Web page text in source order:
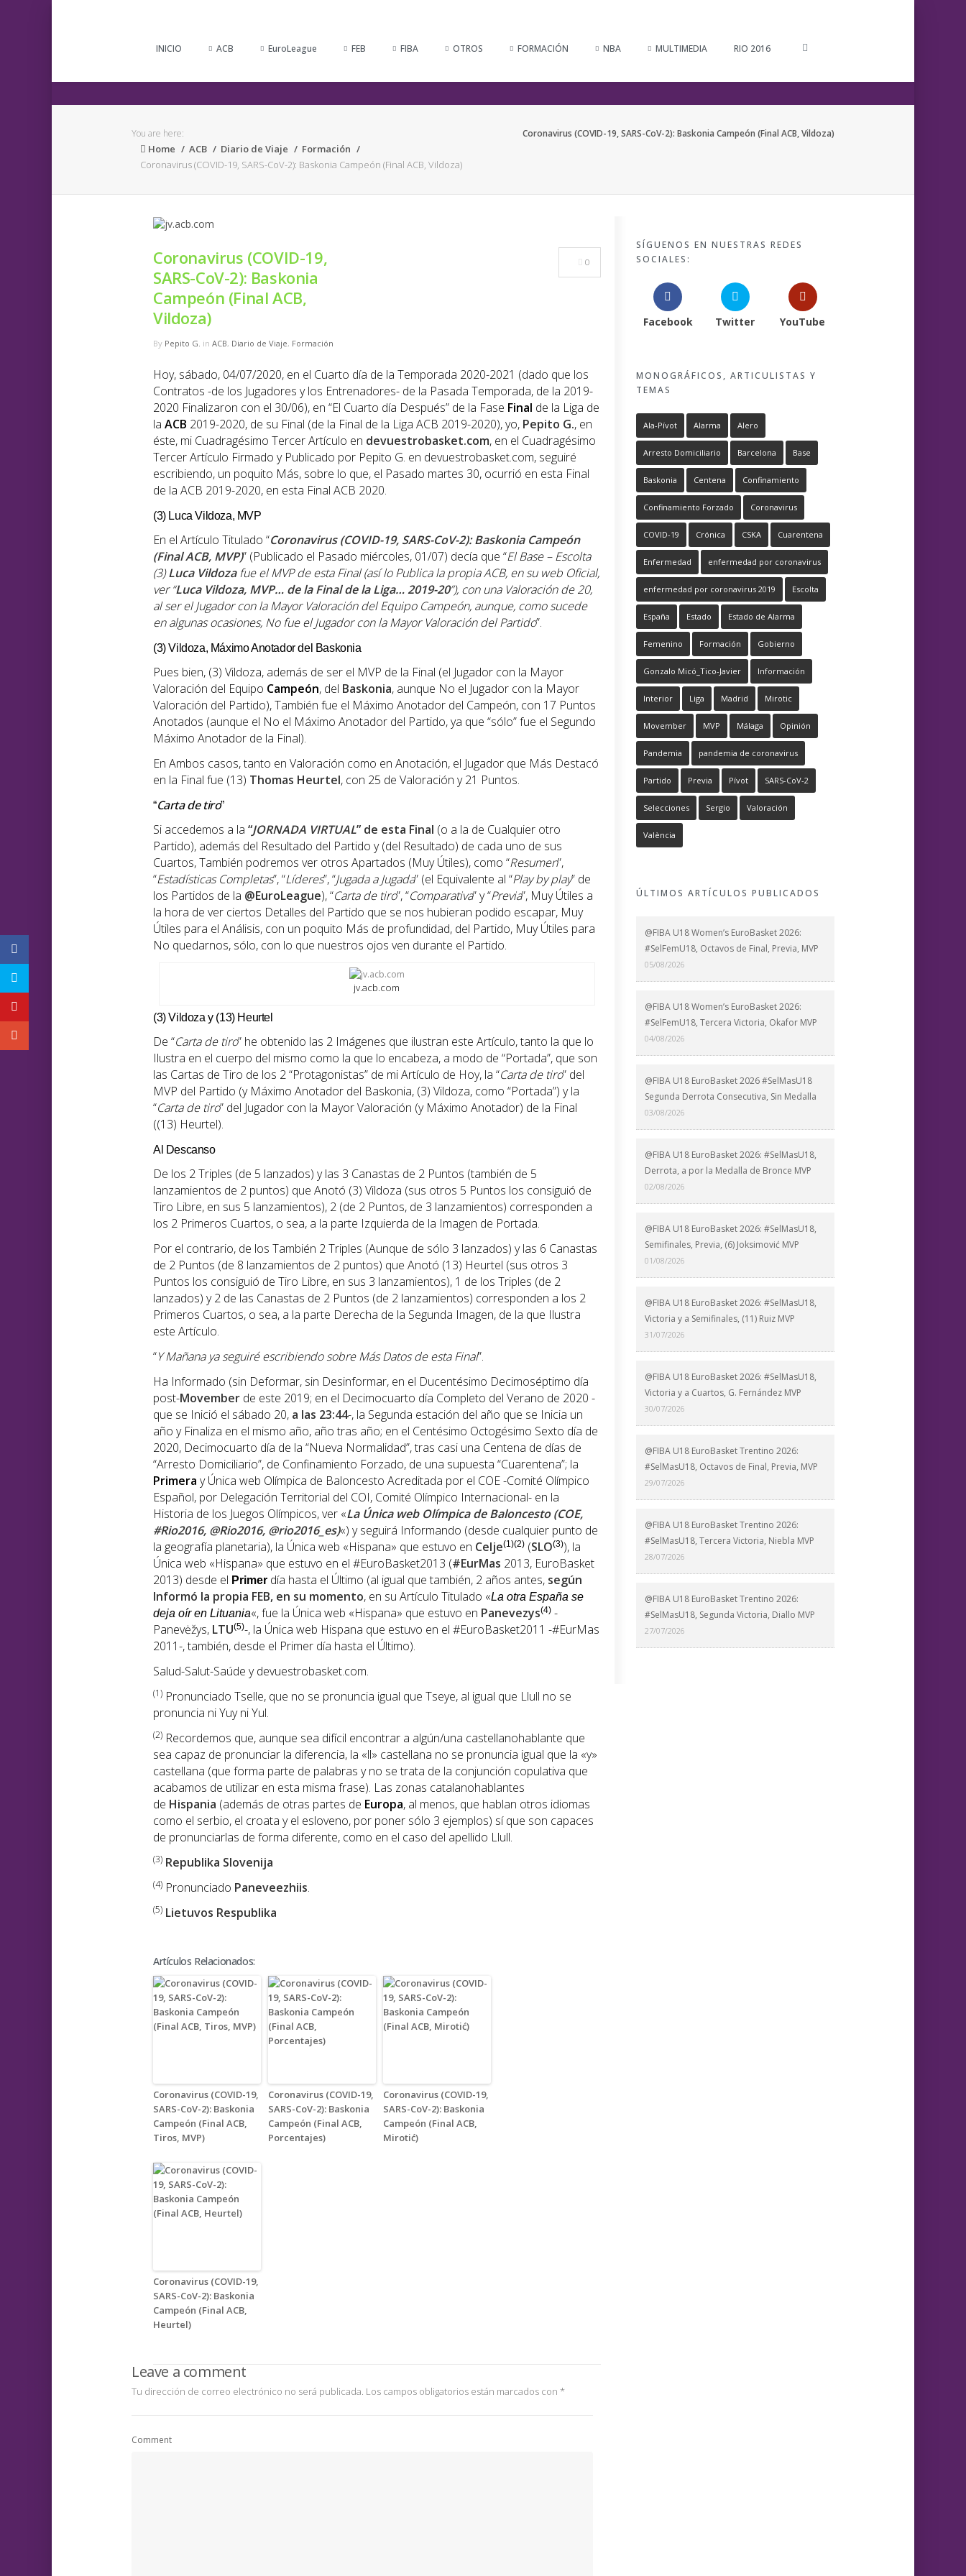
INICIO ACB EuroLeague FEB FIBA OTROS FORMACIÓN NBA MULTIMEDIA RIO 2016
You are here:
Home ACB Diario de Viaje
Formación
Coronavirus (COVID-19, SARS-CoV-2): Baskonia Campeón (Final ACB, Vildoza)
Coronavirus (COVID-19, SARS-CoV-2): Baskonia Campeón (Final ACB, Vildoza)
Coronavirus (COVID-19,
SARS-CoV-2): Baskonia
Campeón (Final ACB,
Vildoza)
By Pepito G. in ACB, Diario de Viaje, Formación
0
Hoy, sábado, 04/07/2020, en el Cuarto día de la Temporada 2020-2021 (dado que los
Contratos -de los Jugadores y los Entrenadores- de la Pasada Temporada, de la 2019-
2020 Finalizaron con el 30/06), en “El Cuarto día Después” de la Fase Final de la Liga de
la ACB 2019-2020, de su Final (de la Final de la Liga ACB 2019-2020), yo, Pepito G., en
éste, mi Cuadragésimo Tercer Artículo en devuestrobasket.com, en el Cuadragésimo
Tercer Artículo Firmado y Publicado por Pepito G. en devuestrobasket.com, seguiré
escribiendo, un poquito Más, sobre lo que, el Pasado martes 30, ocurrió en esta Final
de la ACB 2019-2020, en esta Final ACB 2020.
(3) Luca Vildoza, MVP
En el Artículo Titulado “Coronavirus (COVID-19, SARS-CoV-2): Baskonia Campeón
(Final ACB, MVP)” (Publicado el Pasado miércoles, 01/07) decía que “El Base – Escolta
(3)Luca Vildozafue el MVP de esta Final (así lo Publica la propia ACB, en su web Oficial,
ver “Luca Vildoza, MVP… de la Final de la Liga… 2019-20”), con una Valoración de 20,
al ser el Jugador con la Mayor Valoración del Equipo Campeón, aunque, como sucede
en algunas ocasiones, No fue el Jugador con la Mayor Valoración del Partido”.
(3) Vildoza, Máximo Anotador del Baskonia
Pues bien, (3) Vildoza, además de ser el MVP de la Final (el Jugador con la Mayor
Valoración del Equipo Campeón, del Baskonia, aunque No el Jugador con la Mayor
Valoración del Partido), También fue el Máximo Anotador del Campeón, con 17 Puntos
Anotados (aunque el No el Máximo Anotador del Partido, ya que “sólo” fue el Segundo
Máximo Anotador de la Final).
En Ambos casos, tanto en Valoración como en Anotación, el Jugador que Más Destacó
en la Final fue (13) Thomas Heurtel, con 25 de Valoración y 21 Puntos.
“Carta de tiro”
Si accedemos a la “JORNADA VIRTUAL” de esta Final (o a la de Cualquier otro
Partido), además del Resultado del Partido y (del Resultado) de cada uno de sus
Cuartos, También podremos ver otros Apartados (Muy Útiles), como “Resumen”,
“Estadísticas Completas”, “Líderes”, “Jugada a Jugada” (el Equivalente al “Play by play” de
los Partidos de la @EuroLeague), “Carta de tiro”, “Comparativa” y “Previa”, Muy Útiles a
la hora de ver ciertos Detalles del Partido que se nos hubieran podido escapar, Muy
Útiles para el Análisis, con un poquito Más de profundidad, del Partido, Muy Útiles para
No quedarnos, sólo, con lo que nuestros ojos ven durante el Partido.
jv.acb.com
(3) Vildoza y (13) Heurtel
De “Carta de tiro” he obtenido las 2 Imágenes que ilustran este Artículo, tanto la que lo
Ilustra en el cuerpo del mismo como la que lo encabeza, a modo de “Portada”, que son
las Cartas de Tiro de los 2 “Protagonistas” de mi Artículo de Hoy, la “Carta de tiro” del
MVP del Partido (y Máximo Anotador del Baskonia, (3) Vildoza, como “Portada”) y la
“Carta de tiro” del Jugador con la Mayor Valoración (y Máximo Anotador) de la Final
((13) Heurtel).
Al Descanso
De los 2 Triples (de 5 lanzados) y las 3 Canastas de 2 Puntos (también de 5
lanzamientos de 2 puntos) que Anotó (3) Vildoza (sus otros 5 Puntos los consiguió de
Tiro Libre, en sus 5 lanzamientos), 2 (de 2 Puntos, de 3 lanzamientos) corresponden a
los 2 Primeros Cuartos, o sea, a la parte Izquierda de la Imagen de Portada.
Por el contrario, de los También 2 Triples (Aunque de sólo 3 lanzados) y las 6 Canastas
de 2 Puntos (de 8 lanzamientos de 2 puntos) que Anotó (13) Heurtel (sus otros 3
Puntos los consiguió de Tiro Libre, en sus 3 lanzamientos), 1 de los Triples (de 2
lanzados) y 2 de las Canastas de 2 Puntos (de 2 lanzamientos) corresponden a los 2
Primeros Cuartos, o sea, a la parte Derecha de la Segunda Imagen, de la que Ilustra
este Artículo.
“Y Mañana ya seguiré escribiendo sobre Más Datos de esta Final”.
Ha Informado (sin Deformar, sin Desinformar, en el Ducentésimo Decimoséptimo día
post-Movember de este 2019; en el Decimocuarto día Completo del Verano de 2020 -
que se Inició el sábado 20, a las 23:44-, la Segunda estación del año que se Inicia un
año y Finaliza en el mismo año, año tras año; en el Centésimo Octogésimo Sexto día de
2020, Decimocuarto día de la “Nueva Normalidad”, tras casi una Centena de días de
“Arresto Domiciliario”, de Confinamiento Forzado, de una supuesta “Cuarentena”; la
Primera y Única web Olímpica de Baloncesto Acreditada por el COE -Comité Olímpico
Español, por Delegación Territorial del COI, Comité Olímpico Internacional- en la
Historia de los Juegos Olímpicos, ver «La Única web Olímpica de Baloncesto (COE,
#Rio2016, @Rio2016, @rio2016_es)«) y seguirá Informando (desde cualquier punto de
la geografía planetaria), la Única web «Hispana» que estuvo en Celje(1)(2) (SLO(3)), la
Única web «Hispana» que estuvo en el #EuroBasket2013 (#EurMas 2013, EuroBasket
2013) desde el Primer día hasta el Último (al igual que también, 2 años antes, según
Informó la propia FEB, en su momento, en su Artículo Titulado «La otra España se
deja oír en Lituania«, fue la Única web «Hispana» que estuvo en Panevezys(4) -
Panevėžys, LTU(5)-, la Única web Hispana que estuvo en el #EuroBasket2011 -#EurMas
2011-, también, desde el Primer día hasta el Último).
Salud-Salut-Saúde y devuestrobasket.com.
(1) Pronunciado Tselle, que no se pronuncia igual que Tseye, al igual que Llull no se
pronuncia ni Yuy ni Yul.
(2) Recordemos que, aunque sea difícil encontrar a algún/una castellanohablante que
sea capaz de pronunciar la diferencia, la «ll» castellana no se pronuncia igual que la «y»
castellana (que forma parte de palabras y no se trata de la conjunción copulativa que
acabamos de utilizar en esta misma frase). Las zonas catalanohablantes
de Hispania (además de otras partes de Europa, al menos, que hablan otros idiomas
como el serbio, el croata y el esloveno, por poner sólo 3 ejemplos) sí que son capaces
de pronunciarlas de forma diferente, como en el caso del apellido Llull.
(3) Republika Slovenija
(4) Pronunciado Paneveezhiis.
(5) Lietuvos Respublika
Artículos Relacionados:
Coronavirus (COVID-19,
SARS-CoV-2): Baskonia
Campeón (Final ACB,
Tiros, MVP)
Coronavirus (COVID-19,
SARS-CoV-2): Baskonia
Campeón (Final ACB,
Porcentajes)
Coronavirus (COVID-19,
SARS-CoV-2): Baskonia
Campeón (Final ACB,
Mirotić)
Coronavirus (COVID-19,
SARS-CoV-2): Baskonia
Campeón (Final ACB,
Heurtel)
Leave a comment
Tu dirección de correo electrónico no será publicada. Los campos obligatorios están marcados con *
Comment
SÍGUENOS EN NUESTRAS REDES
SOCIALES:
Facebook Twitter YouTube
MONOGRÁFICOS, ARTICULISTAS Y
TEMAS
Ala-Pívot Alarma Alero
Arresto Domiciliario Barcelona Base
Baskonia Centena Confinamiento
Confinamiento Forzado Coronavirus
COVID-19 Crónica CSKA Cuarentena
Enfermedad enfermedad por coronavirus
enfermedad por coronavirus 2019 Escolta
España Estado Estado de Alarma
Femenino Formación Gobierno
Gonzalo Micó_Tico-Javier Información
Interior Liga Madrid Mirotic
Movember MVP Málaga Opinión
Pandemia pandemia de coronavirus
Partido Previa Pívot SARS-CoV-2
Selecciones Sergio Valoración
València
ÚLTIMOS ARTÍCULOS PUBLICADOS
@FIBA U18 Women’s EuroBasket 2026:
#SelFemU18, Octavos de Final, Previa, MVP
05/08/2026
@FIBA U18 Women’s EuroBasket 2026:
#SelFemU18, Tercera Victoria, Okafor MVP
04/08/2026
@FIBA U18 EuroBasket 2026 #SelMasU18
Segunda Derrota Consecutiva, Sin Medalla
03/08/2026
@FIBA U18 EuroBasket 2026: #SelMasU18,
Derrota, a por la Medalla de Bronce MVP
02/08/2026
@FIBA U18 EuroBasket 2026: #SelMasU18,
Semifinales, Previa, (6) Joksimović MVP
01/08/2026
@FIBA U18 EuroBasket 2026: #SelMasU18,
Victoria y a Semifinales, (11) Ruiz MVP
31/07/2026
@FIBA U18 EuroBasket 2026: #SelMasU18,
Victoria y a Cuartos, G. Fernández MVP
30/07/2026
@FIBA U18 EuroBasket Trentino 2026:
#SelMasU18, Octavos de Final, Previa, MVP
29/07/2026
@FIBA U18 EuroBasket Trentino 2026:
#SelMasU18, Tercera Victoria, Niebla MVP
28/07/2026
@FIBA U18 EuroBasket Trentino 2026:
#SelMasU18, Segunda Victoria, Diallo MVP
27/07/2026